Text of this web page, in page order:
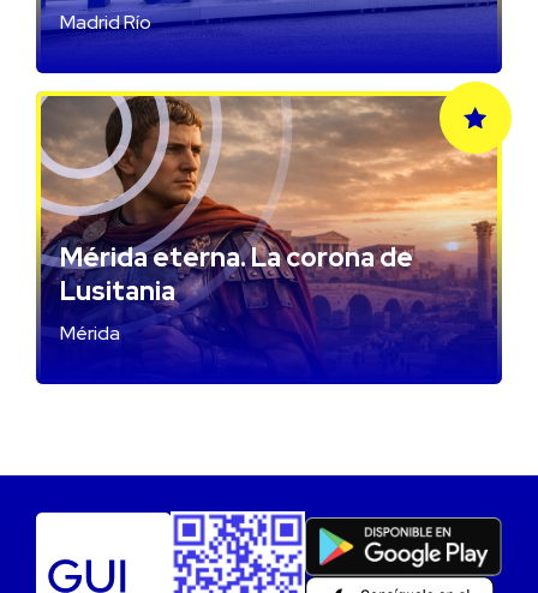
Madrid Río
Mérida eterna. La corona de
Lusitania
Mérida